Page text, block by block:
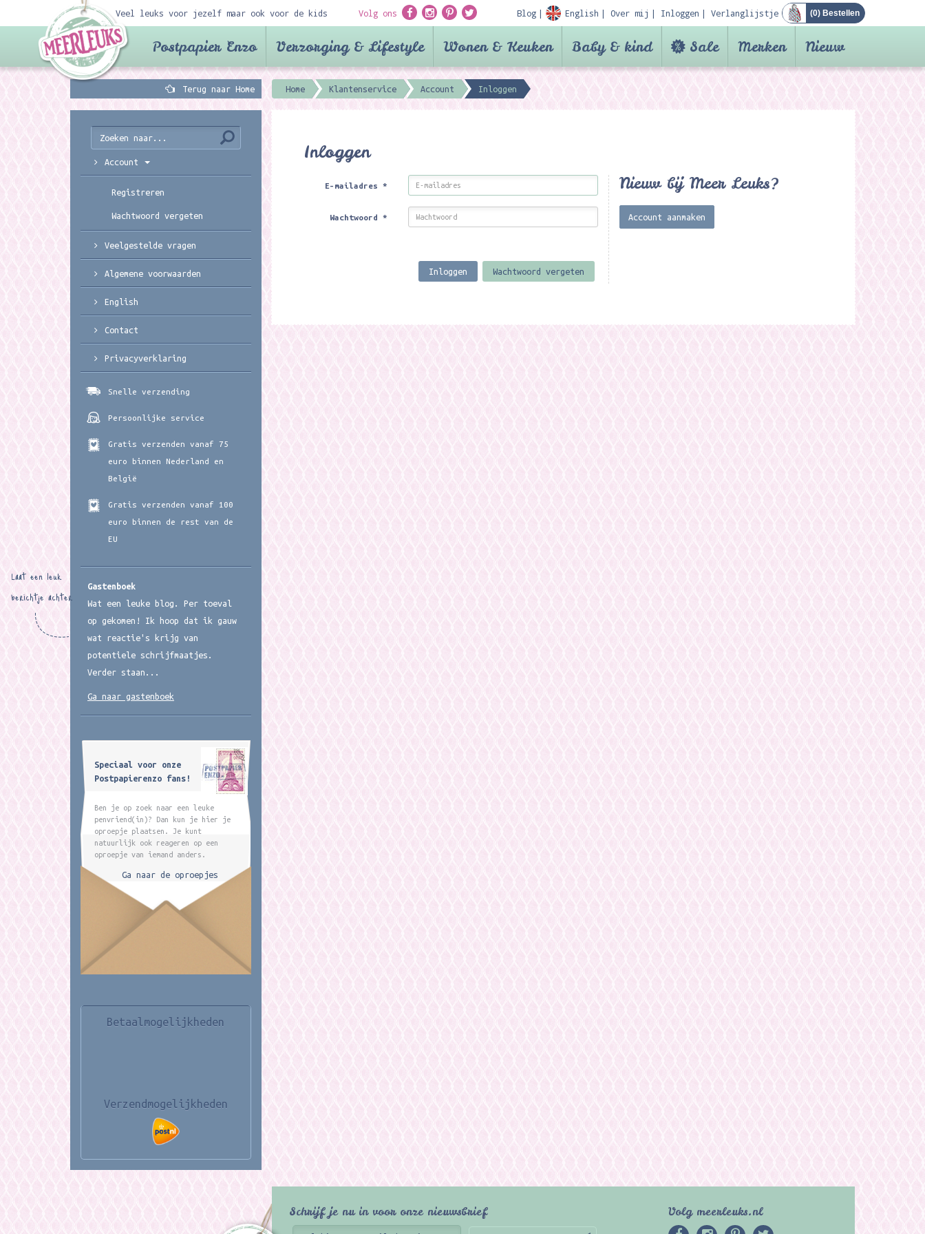
Veel leuks voor jezelf maar ook voor de kids Volg ons Blog English Over mij Inloggen Verlanglijstje (0) Bestellen
Postpapier Enzo Verzorging & Lifestyle Wonen & Keuken Baby & kind Sale Merken Nieuw
Terug naar Home Home Klantenservice Account Inloggen
Inloggen
E-mailadres*
Wachtwoord*
Inloggen Wachtwoord vergeten
Nieuw bij Meer Leuks?
Account aanmaken
Account
Registreren
Wachtwoord vergeten
Veelgestelde vragen
Algemene voorwaarden
English
Contact
Privacyverklaring
Snelle verzending
Persoonlijke service
Gratis verzenden vanaf 75
euro binnen Nederland en
België
Gratis verzenden vanaf 100
euro binnen de rest van de
EU
Gastenboek
Wat een leuke blog. Per toeval
op gekomen! Ik hoop dat ik gauw
wat reactie's krijg van
potentiele schrijfmaatjes.
Verder staan...
Laat een leuk
berichtje achter
Ga naar gastenboek
Speciaal voor onze
Postpapierenzo fans!
Ben je op zoek naar een leuke
penvriend(in)? Dan kun je hier je
oproepje plaatsen. Je kunt
natuurlijk ook reageren op een
oproepje van iemand anders.
Ga naar de oproepjes
Betaalmogelijkheden
Verzendmogelijkheden
Schrijf je nu in voor onze nieuwsbrief Volg meerleuks.nl